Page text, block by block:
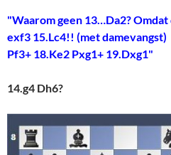
"Waarom geen 13…Da2?
exf3 15.Lc4!! (met damevangst)
Pf3+ 18.Ke2 Pxg1+ 19.Dxg1"
14.g4 Dh6?